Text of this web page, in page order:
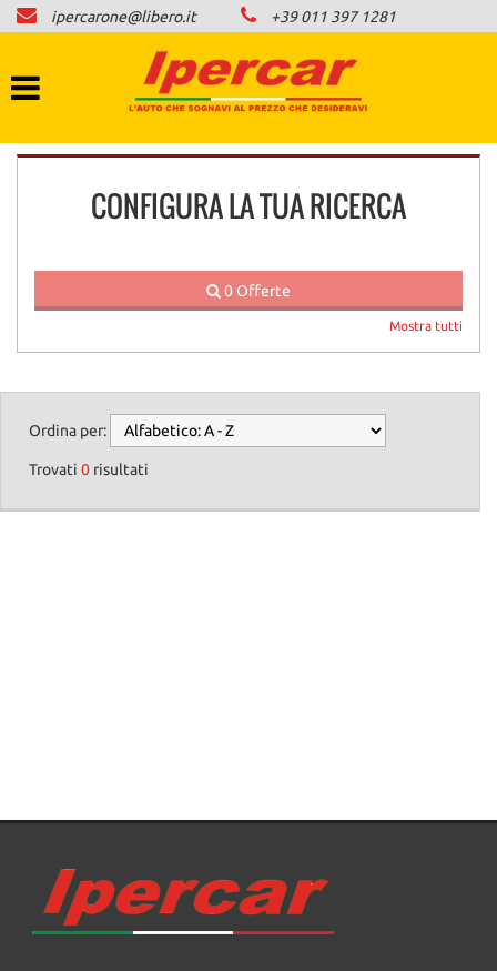
HOME
LISTA VEICOLI
COMPRO AUTO IN CONTANTI
AREA COMMERCIANTI
ipercarone@libero.it +39 011 397 1281
CONFIGURA LA TUA RICERCA
0 Offerte
Mostra tutti
Ordina per:
Trovati 0 risultati